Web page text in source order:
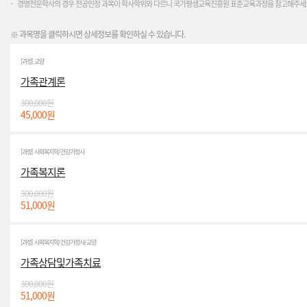
- 경영전문학사의 경우 전공인정 과목이 학사학위와 다르니 국가평생교육진흥원 표준교육과정을 참고해주
※ 과목명을 클릭하시면 상세정보를 확인하실 수 있습니다.
[과정] 교양
가족관계론
300,000원
45,000원
[과정] 사회복지학/건강가정사
가족복지론
300,000원
51,000원
[과정] 사회복지학/건강가정사/교양
가족상담및가족치료
300,000원
51,000원